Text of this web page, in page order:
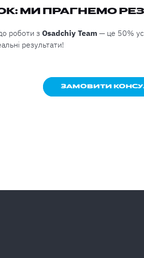
МИ ПРАГНЕМО
роботи з Osadchiy Team — це 50%
результати!
ЗАМОВИТИ